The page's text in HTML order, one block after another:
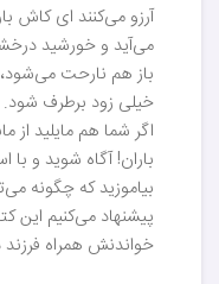
آرزو می‌کنند ای کاش
می‌آید و خورشید
باز هم نارحت
خیلی زود برطرف شود.
اگر شما هم مایلید از
باران‌! آگاه شوید و با
بیاموزید که چگونه
پیشنهاد می‌کنیم این
خواندنش همراه فرزند